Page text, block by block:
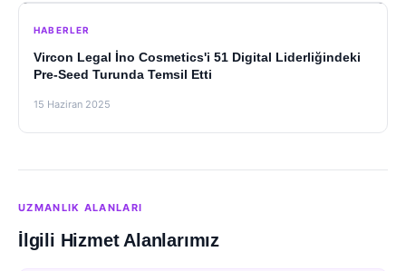
HABERLER
Vircon Legal İno Cosmetics'i 51 Digital Liderliğindeki
Pre-Seed Turunda Temsil Etti
15 Haziran 2025
UZMANLIK ALANLARI
İlgili Hizmet Alanlarımız